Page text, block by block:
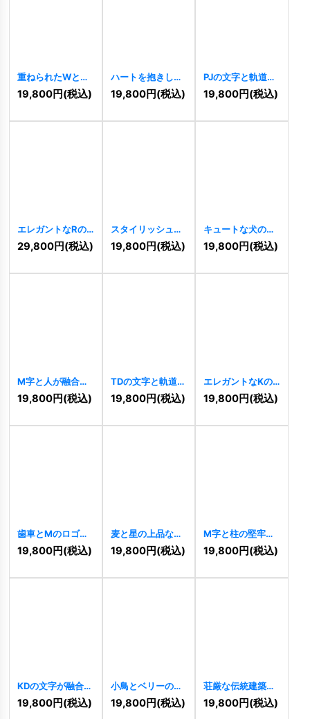
重ねられたWとM
のロゴ[10534]
19,800円(税込)
ハートを抱きしめ
る犬と猫のロゴ
10533]
19,800円(税込)
PJの文字と軌道が
融合するダイナミ
ックロゴ 10526]
19,800円(税込)
エレガントなRの
文字と女性のシル
エットのロゴ
29,800円(税込)
スタイリッシュなI
文字ロゴ [10511]
19,800円(税込)
キュートな犬のロ
ゴ 10503]
19,800円(税込)
M字と人が融合し
た情熱的な成長ロ
ゴ [ 10499]
19,800円(税込)
TDの文字と軌道が
融合するダイナミ
ックロゴ [ 10501]
19,800円(税込)
エレガントなKの
文字と葉っぱのロ
ゴ [ 10497]
19,800円(税込)
歯車とMのロゴ
[10461]
19,800円(税込)
麦と星の上品なロ
ゴ[ 10691]
19,800円(税込)
M字と柱の堅牢な
構造ロゴ[10685 ]
19,800円(税込)
KDの文字が融合し
た堅牢なロゴ
9961
19,800円(税込)
小鳥とベリーの穏
やかなナチュラル
ロゴ 9935]
19,800円(税込)
荘厳な伝統建築の
シルエットロゴ
9931
19,800円(税込)